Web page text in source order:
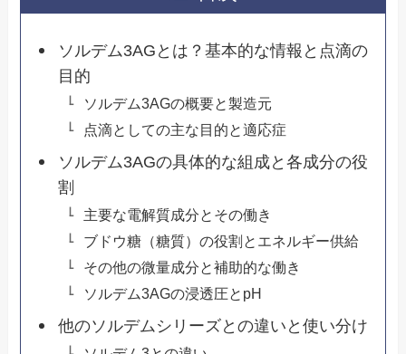
ソルデム3AGとは？基本的な情報と点滴の
目的
ソルデム3AGの概要と製造元
点滴としての主な目的と適応症
ソルデム3AGの具体的な組成と各成分の役
割
主要な電解質成分とその働き
ブドウ糖（糖質）の役割とエネルギー供給
その他の微量成分と補助的な働き
ソルデム3AGの浸透圧とpH
他のソルデムシリーズとの違いと使い分け